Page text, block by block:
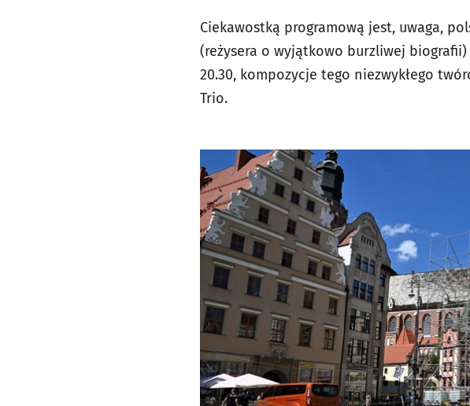
Ciekawostką programową jest, uwaga,
(reżysera o wyjątkowo burzliwej biografii)
20.30, kompozycje tego niezwykłego
Trio.